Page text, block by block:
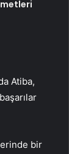
Atiba,
bir